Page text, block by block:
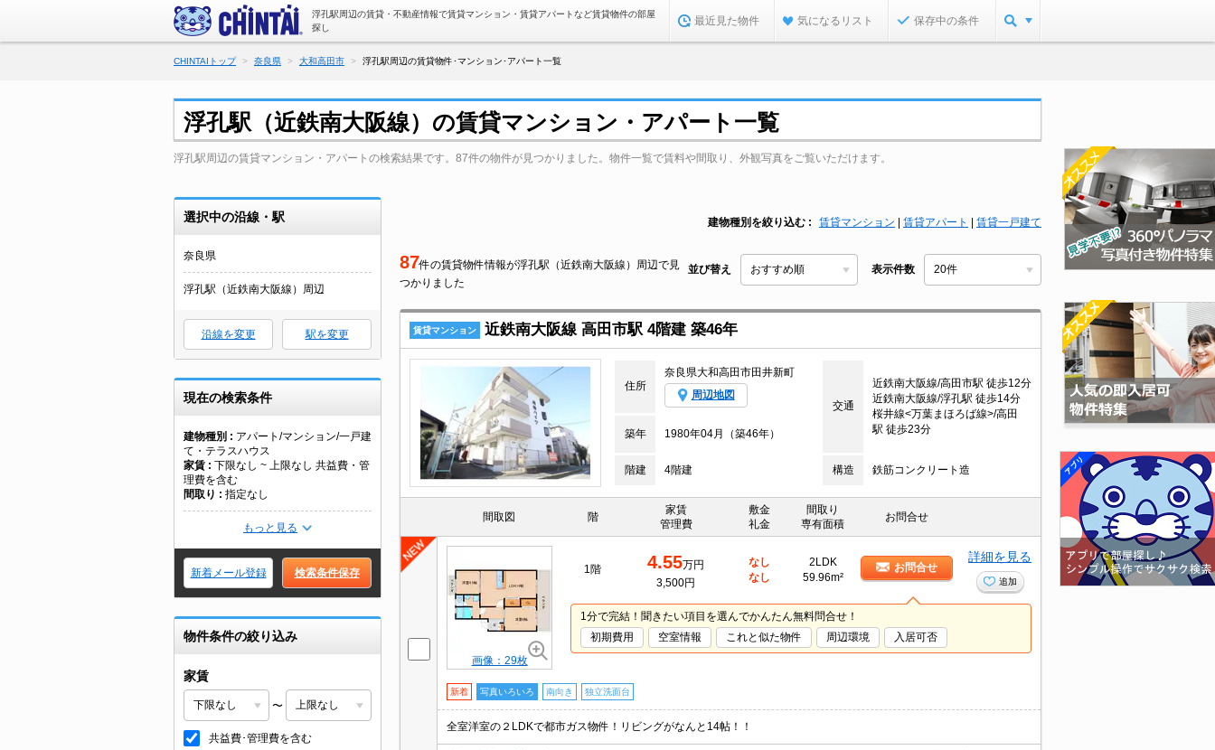
浮孔駅周辺の賃貸・不動産情報で賃貸マンション・賃貸アパートなど賃貸物件の部屋
探し
最近見た物件 気になるリスト 保存中の条件
CHINTAIトップ 奈良県 大和高田市 浮孔駅周辺の賃貸物件･マンション･アパート一覧
浮孔駅（近鉄南大阪線）の賃貸マンション・アパート一覧
浮孔駅周辺の賃貸マンション・アパートの検索結果です。87件の物件が見つかりました。物件一覧で賃料や間取り、外観写真をご覧いただけます。
選択中の沿線・駅
奈良県
浮孔駅（近鉄南大阪線）周辺
沿線を変更 駅を変更
現在の検索条件
建物種別
アパート/マンション/一戸建
て・テラスハウス
家賃
下限なし ~ 上限なし 共益費・管
理費を含む
間取り
指定なし
もっと見る
新着メール登録 検索条件保存
物件条件の絞り込み
家賃
〜
共益費･管理費を含む
建物種別を絞り込む 賃貸マンション 賃貸アパート 賃貸一戸建て
87件の賃貸物件情報が浮孔駅（近鉄南大阪線）周辺で見
つかりました
並び替え 表示件数
賃貸マンション 近鉄南大阪線 高田市駅 4階建 築46年
住所
奈良県大和高田市田井新町
周辺地図
交通
近鉄南大阪線/高田市駅 徒歩12分
近鉄南大阪線/浮孔駅 徒歩14分
桜井線<万葉まほろば線>/高田
駅 徒歩23分
築年 1980年04月（築46年）
階建 4階建 構造 鉄筋コンクリート造
間取図 階
家賃
管理費
敷金
礼金
間取り
専有面積
お問合せ
画像：29枚
1階 4.55万円
3,500円
なし
なし
2LDK
59.96m²
お問合せ
詳細を見る
追加
1分で完結！聞きたい項目を選んでかんたん無料問合せ！
初期費用
空室情報 これと似た物件 周辺環境 入居可否
新着 写真いろいろ 南向き 独立洗面台
全室洋室の２LDKで都市ガス物件！リビングがなんと14帖！！